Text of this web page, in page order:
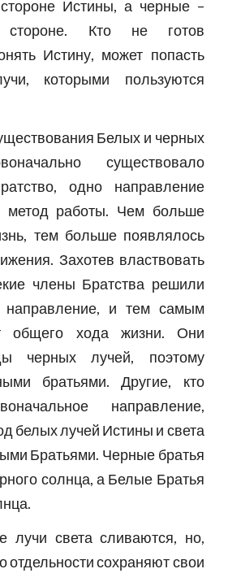
Истины, а черные –
стороне. Кто не готов
Истину, может попасть
которыми пользуются
Белых и черных
существовало
одно направление
метод работы. Чем больше
тем больше появлялось
Захотев властвовать
члены Братства решили
направление, и тем самым
общего хода жизни. Они
черных лучей, поэтому
братьями. Другие, кто
направление,
белых лучей Истины и света
Братьями. Черные братья
солнца, а Белые Братья
лучи света сливаются, но,
отдельности сохраняют свои